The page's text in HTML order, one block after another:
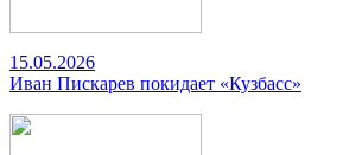
15.05.2026
Иван Пискарев покидает «Кузбасс»